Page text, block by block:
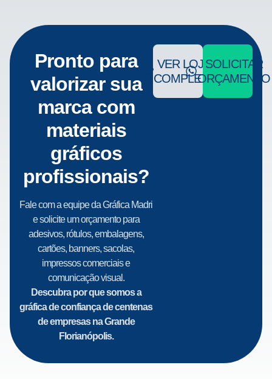
Pronto para
valorizar sua
marca com
materiais
gráficos
profissionais?
Fale com a equipe da Gráfica Madri
e solicite um orçamento para
adesivos, rótulos, embalagens,
cartões, banners, sacolas,
impressos comerciais e
comunicação visual.
Descubra por que somos a
gráfica de confiança de centenas
de empresas na Grande
Florianópolis.
VER LOJA
COMPLETA
SOLICITAR
ORÇAMENTO